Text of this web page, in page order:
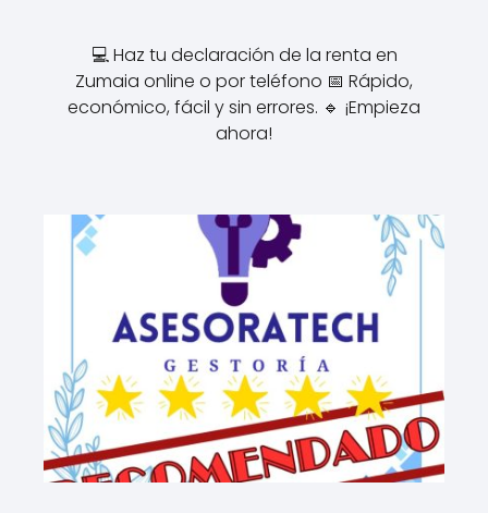
💻 Haz tu declaración de la renta en
Zumaia online o por teléfono 📅 Rápido,
económico, fácil y sin errores. 🔹 ¡Empieza
ahora!